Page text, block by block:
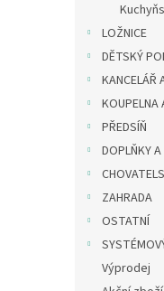
LOŽNICE
DĚTSKÝ
KANCELÁŘ
KOUPELNA
PŘEDSÍŇ
DOPLŇKY
ZAHRADA
OSTATNÍ
Výprodej